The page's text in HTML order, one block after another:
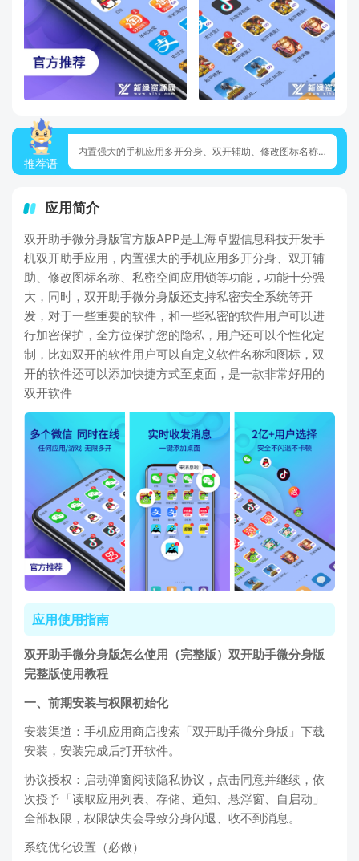
推荐语
内置强大的手机应用多开分身、双开辅助、修改图标名称、私密空间应用锁等功能
应用简介
双开助手微分身版官方版APP是上海卓盟信息科技开发手
机双开助手应用，内置强大的手机应用多开分身、双开辅
助、修改图标名称、私密空间应用锁等功能，功能十分强
大，同时，双开助手微分身版还支持私密安全系统等开
发，对于一些重要的软件，和一些私密的软件用户可以进
行加密保护，全方位保护您的隐私，用户还可以个性化定
制，比如双开的软件用户可以自定义软件名称和图标，双
开的软件还可以添加快捷方式至桌面，是一款非常好用的
双开软件
应用使用指南
双开助手微分身版怎么使用（完整版） 双开助手微分身版
完整版使用教程
一、前期安装与权限初始化
安装渠道：手机应用商店搜索「双开助手微分身版」下载
安装，安装完成后打开软件。
协议授权：启动弹窗阅读隐私协议，点击同意并继续，依
次授予「读取应用列表、存储、通知、悬浮窗、自启动」
全部权限，权限缺失会导致分身闪退、收不到消息。
系统优化设置（必做）